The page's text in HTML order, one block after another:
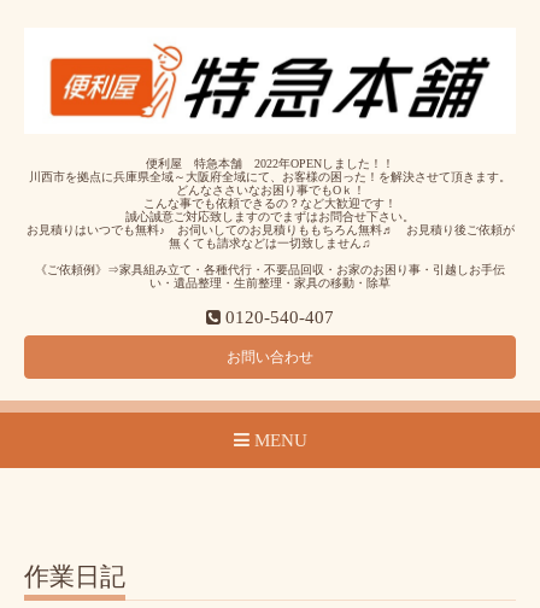
便利屋 特急本舗 2022年OPENしました！！
川西市を拠点に兵庫県全域～大阪府全域にて、お客様の困った！を解決させて頂きます。
どんなささいなお困り事でもOｋ！
こんな事でも依頼できるの？など大歓迎です！
誠心誠意ご対応致しますのでまずはお問合せ下さい。
お見積りはいつでも無料♪ お伺いしてのお見積りももちろん無料♬ お見積り後ご依頼が
無くても請求などは一切致しません♫
《ご依頼例》⇒家具組み立て・各種代行・不要品回収・お家のお困り事・引越しお手伝
い・遺品整理・生前整理・家具の移動・除草
0120-540-407
お問い合わせ
MENU
作業日記